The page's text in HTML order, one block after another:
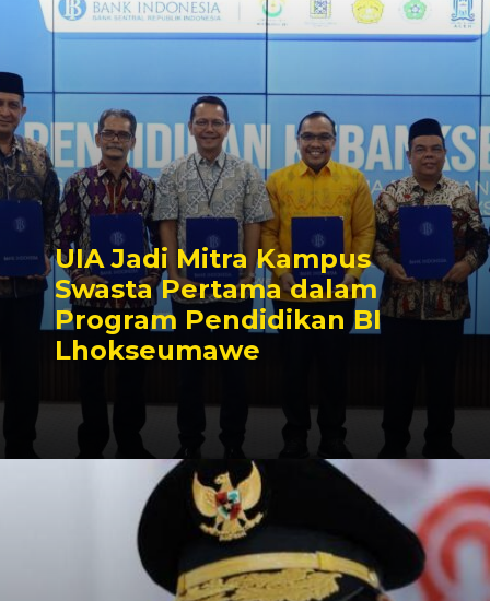
UIA Jadi Mitra Kampus
Swasta Pertama dalam
Program Pendidikan BI
Lhokseumawe